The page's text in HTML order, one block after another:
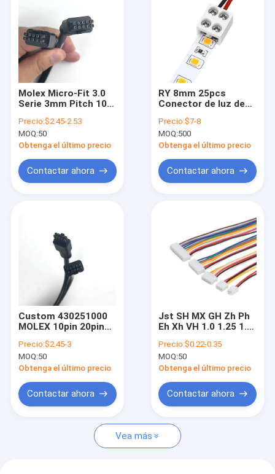
Videos
Sobre nosotros
Viaje de la fábrica
noticias
Casos
Molex Micro-Fit 3.0
Serie 3mm Pitch 10
Conector de
conexión masculino
recto y rectilíneo de
430251000
Precio:$2.45-2.53
MOQ:50
Obtenga el último precio
Contactar ahora
RY 8mm 25pcs
Conector de luz de
soldadura 2 pines
conector de bloque
de terminal de
conectores LED para
luces de banda
Precio:$7-8
MOQ:500
Obtenga el último precio
Contactar ahora
Custom 430251000
MOLEX 10pin 20pin
a Hombre Conector
recto y recortado de
moldeo de cable de
Precio:$2.45-3
MOQ:50
Obtenga el último precio
Contactar ahora
Jst SH MX GH Zh Ph
Eh Xh VH 1.0 1.25 1.5
Arneses de conector
de paso y ensamblaje
de cables
Precio:$0.22-0.35
MOQ:50
Obtenga el último precio
Contactar ahora
Vea más